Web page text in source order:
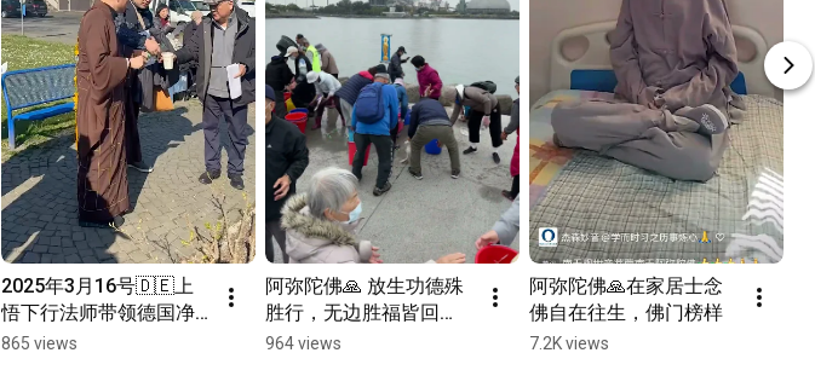
2025年3月16号🇩🇪上
悟下行法师带领德国净
宗学会师兄们放生活动
865 views
阿弥陀佛🙏 放生功德殊
胜行，无边胜福皆回
向。普愿沈溺诸众生，
964 views
阿弥陀佛🙏在家居士念
佛自在往生，佛门榜样
7.2K views